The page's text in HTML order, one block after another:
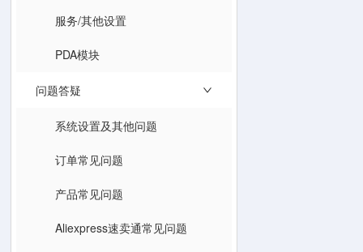
服务/其他设置
PDA模块
问题答疑
系统设置及其他问题
订单常见问题
产品常见问题
Aliexpress速卖通常见问题